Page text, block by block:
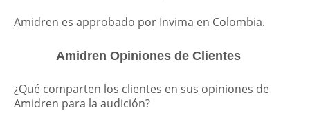
Amidren es approbado por Invima en Colombia.
Amidren Opiniones de Clientes
¿Qué comparten los clientes en sus opiniones de
Amidren para la audición?